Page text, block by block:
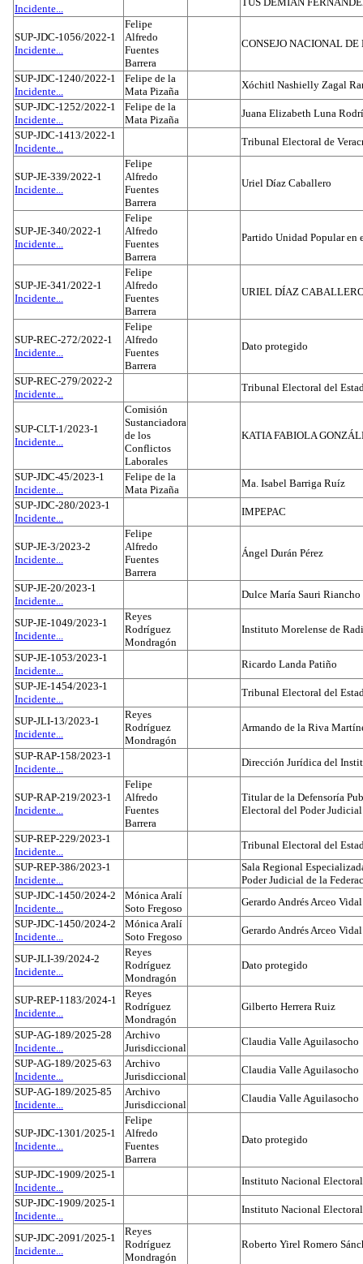
Incidente...
SUP-JDC-1056/2022-1
Incidente...
Felipe
Alfredo
Fuentes
Barrera
CONSEJO NACIONAL
SUP-JDC-1240/2022-1
Incidente...
Felipe de la
Mata Pizaña
Xóchitl Nashielly Zagal
SUP-JDC-1252/2022-1
Incidente...
Felipe de la
Mata Pizaña
Juana Elizabeth Luna
SUP-JDC-1413/2022-1
Incidente...
Tribunal Electoral de
SUP-JE-339/2022-1
Incidente...
Felipe
Alfredo
Fuentes
Barrera
Uriel Díaz Caballero
SUP-JE-340/2022-1
Incidente...
Felipe
Alfredo
Fuentes
Barrera
Partido Unidad Popular en
SUP-JE-341/2022-1
Incidente...
Felipe
Alfredo
Fuentes
Barrera
URIEL DÍAZ
SUP-REC-272/2022-1
Incidente...
Felipe
Alfredo
Fuentes
Barrera
Dato protegido
SUP-REC-279/2022-2
Incidente...
Tribunal Electoral del
SUP-CLT-1/2023-1
Incidente...
Comisión
Sustanciadora
de los
Conflictos
Laborales
KATIA FABIOLA
SUP-JDC-45/2023-1
Incidente...
Felipe de la
Mata Pizaña
Ma. Isabel Barriga Ruíz
SUP-JDC-280/2023-1
Incidente...
IMPEPAC
SUP-JE-3/2023-2
Incidente...
Felipe
Alfredo
Fuentes
Barrera
Ángel Durán Pérez
SUP-JE-20/2023-1
Incidente...
Dulce María Sauri
SUP-JE-1049/2023-1
Incidente...
Reyes
Rodríguez
Mondragón
Instituto Morelense de
SUP-JE-1053/2023-1
Incidente...
Ricardo Landa Patiño
SUP-JE-1454/2023-1
Incidente...
Tribunal Electoral del
SUP-JLI-13/2023-1
Incidente...
Reyes
Rodríguez
Mondragón
Armando de la Riva
SUP-RAP-158/2023-1
Incidente...
Dirección Jurídica del
SUP-RAP-219/2023-1
Incidente...
Felipe
Alfredo
Fuentes
Barrera
Titular de la Defensoría
Electoral del Poder
SUP-REP-229/2023-1
Incidente...
Tribunal Electoral del
SUP-REP-386/2023-1
Incidente...
Sala Regional
Poder Judicial de la
SUP-JDC-1450/2024-2
Incidente...
Mónica Aralí
Soto Fregoso
Gerardo Andrés Arceo Vidal
SUP-JDC-1450/2024-2
Incidente...
Mónica Aralí
Soto Fregoso
Gerardo Andrés Arceo Vidal
SUP-JLI-39/2024-2
Incidente...
Reyes
Rodríguez
Mondragón
Dato protegido
SUP-REP-1183/2024-1
Incidente...
Reyes
Rodríguez
Mondragón
Gilberto Herrera Ruiz
SUP-AG-189/2025-28
Incidente...
Archivo
Jurisdiccional
Claudia Valle Aguilasocho
SUP-AG-189/2025-63
Incidente...
Archivo
Jurisdiccional
Claudia Valle Aguilasocho
SUP-AG-189/2025-85
Incidente...
Archivo
Jurisdiccional
Claudia Valle Aguilasocho
SUP-JDC-1301/2025-1
Incidente...
Felipe
Alfredo
Fuentes
Barrera
Dato protegido
SUP-JDC-1909/2025-1
Incidente...
Instituto Nacional Electoral
SUP-JDC-1909/2025-1
Incidente...
Instituto Nacional Electoral
SUP-JDC-2091/2025-1
Incidente...
Reyes
Rodríguez
Mondragón
Roberto Yirel Romero